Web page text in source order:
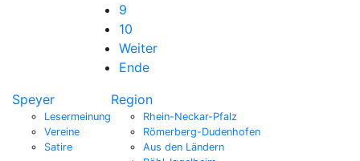
9
10
Weiter
Ende
Speyer
Lesermeinung
Vereine
Satire
Region
Rhein-Neckar-Pfalz
Römerberg-Dudenhofen
Aus den Ländern